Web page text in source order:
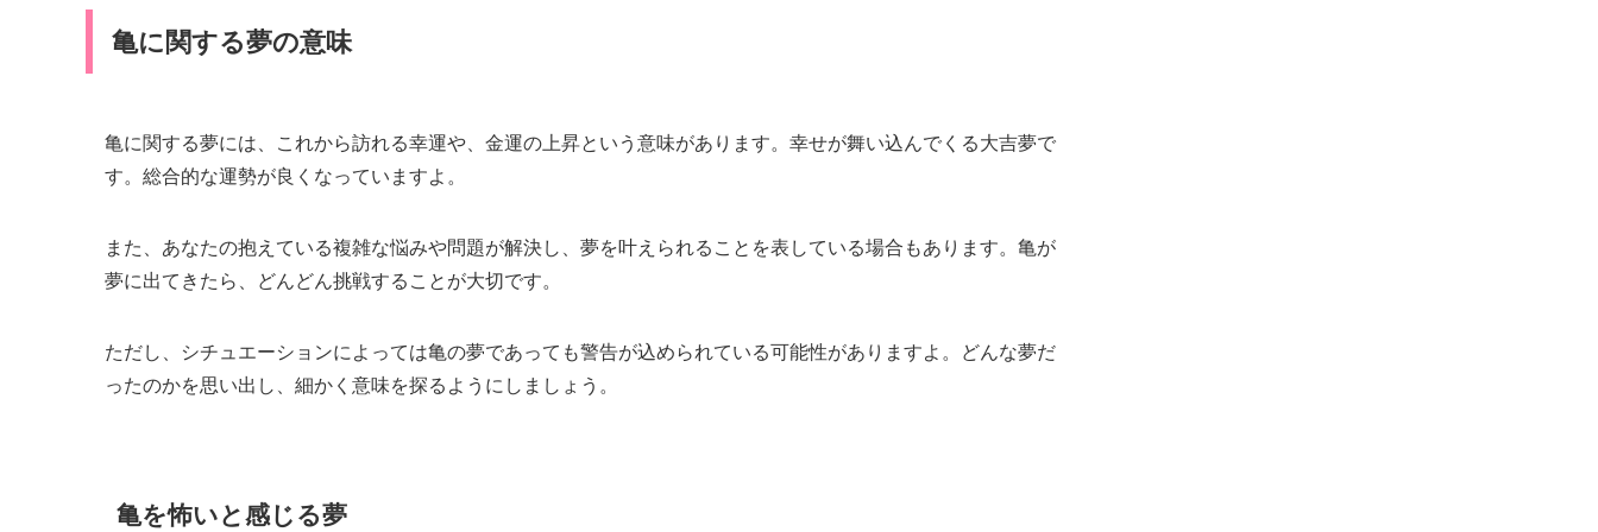
亀に関する夢の意味
亀に関する夢には、これから訪れる幸運や、金運の上昇という意味があります。幸せが舞い込んでくる大吉夢で
す。総合的な運勢が良くなっていますよ。
また、あなたの抱えている複雑な悩みや問題が解決し、夢を叶えられることを表している場合もあります。亀が
夢に出てきたら、どんどん挑戦することが大切です。
ただし、シチュエーションによっては亀の夢であっても警告が込められている可能性がありますよ。どんな夢だ
ったのかを思い出し、細かく意味を探るようにしましょう。
亀を怖いと感じる夢